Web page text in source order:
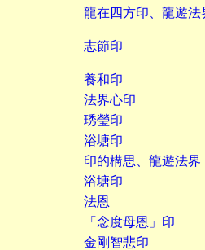
龍在四方印、龍遊
志節印
養和印
法界心印
琇瑩印
浴塘印
印的構思、龍遊法界
浴塘印
法恩
「念度母恩」印
金剛智悲印